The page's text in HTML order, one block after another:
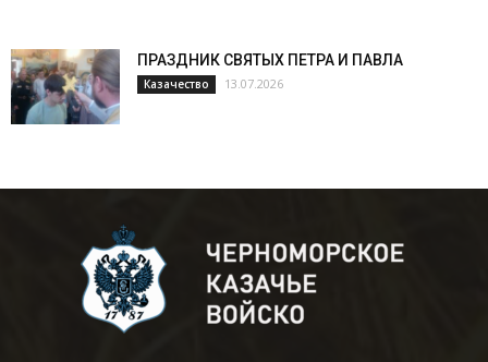
ПРАЗДНИК СВЯТЫХ ПЕТРА И ПАВЛА
Казачество 13.07.2026